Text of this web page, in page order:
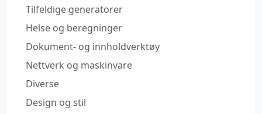
Tilfeldige generatorer
Helse og beregninger
Dokument- og innholdverktøy
Nettverk og maskinvare
Diverse
Design og stil